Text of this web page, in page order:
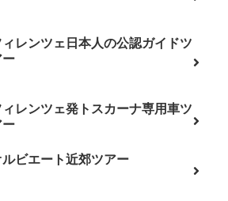
ィレンツェ日本人の公認ガイドツ
ー
ィレンツェ発トスカーナ専用車ツ
ー
ルビエート近郊ツアー